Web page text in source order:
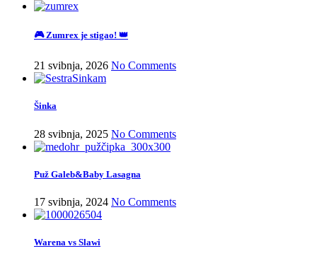
🎮 Zumrex je stigao! 👑
21 svibnja, 2026 No Comments
Šinka
28 svibnja, 2025 No Comments
Puž Galeb&Baby Lasagna
17 svibnja, 2024 No Comments
Warena vs Slawi